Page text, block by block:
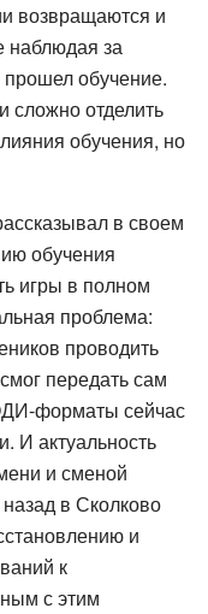
возвращаются и
наблюдая за
прошел обучение.
сложно отделить
обучения, но
в своем
обучения
игры в полном
проблема:
проводить
передать сам
форматы сейчас
И актуальность
и сменой
в Сколково
и
к
с этим